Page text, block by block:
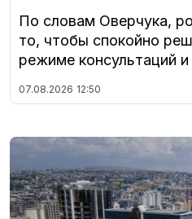
По словам Оверчука,
то, чтобы спокойно
режиме консультаций и
07.08.2026 12:50